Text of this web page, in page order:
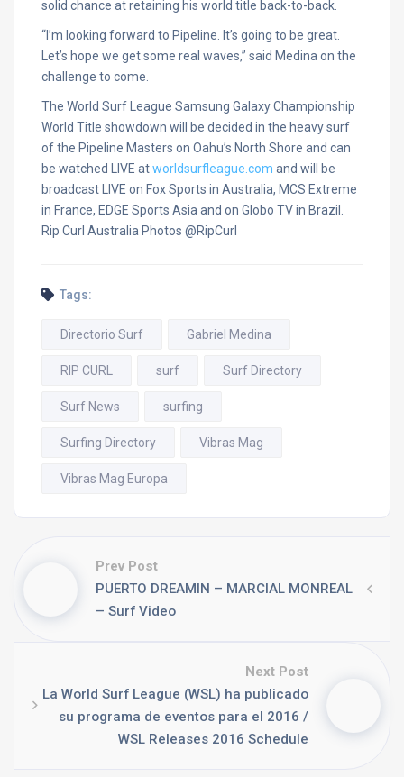
solid chance at retaining his world title back-to-back.
“I’m looking forward to Pipeline. It’s going to be great.
Let’s hope we get some real waves,” said Medina on the
challenge to come.
The World Surf League Samsung Galaxy Championship
World Title showdown will be decided in the heavy surf
of the Pipeline Masters on Oahu’s North Shore and can
be watched LIVE atworldsurfleague.com and will be
broadcast LIVE on Fox Sports in Australia, MCS Extreme
in France, EDGE Sports Asia and on Globo TV in Brazil.
Rip Curl Australia Photos @RipCurl
Tags:
Directorio Surf Gabriel Medina
RIP CURL surf Surf Directory
Surf News surfing
Surfing Directory Vibras Mag
Vibras Mag Europa
Prev Post
PUERTO DREAMIN – MARCIAL MONREAL
– Surf Video
Next Post
La World Surf League (WSL) ha publicado
su programa de eventos para el 2016 /
WSL Releases 2016 Schedule